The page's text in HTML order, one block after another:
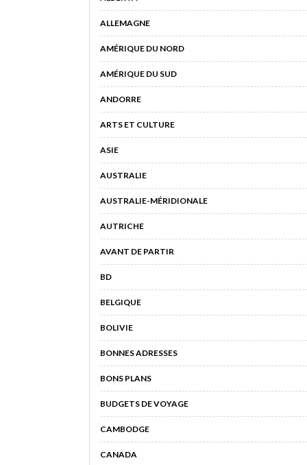
ALLEMAGNE
AMÉRIQUE DU NORD
AMÉRIQUE DU SUD
ANDORRE
ARTS ET CULTURE
ASIE
AUSTRALIE
AUSTRALIE-MÉRIDIONALE
AUTRICHE
AVANT DE PARTIR
BD
BELGIQUE
BOLIVIE
BONNES ADRESSES
BONS PLANS
BUDGETS DE VOYAGE
CAMBODGE
CANADA